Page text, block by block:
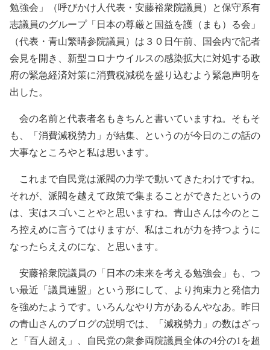
勉強会」（呼びかけ人代表・安藤裕衆院議員）と保守系有
志議員のグループ「日本の尊厳と国益を護（まも）る会」
（代表・青山繁晴参院議員）は３０日午前、国会内で記者
会見を開き、新型コロナウイルスの感染拡大に対処する政
府の緊急経済対策に消費税減税を盛り込むよう緊急声明を
出した。
会の名前と代表者名もきちんと書いていますね。そもそ
も、「消費減税勢力」が結集、というのが今日のこの話の
大事なところやと私は思います。
これまで自民党は派閥の力学で動いてきたわけですね。
それが、派閥を越えて政策で集まることができたというの
は、実はスゴいことやと思いますね。青山さんは今のとこ
ろ控えめに言うてはりますが、私はこれが力を持つように
なったらええのにな、と思います。
安藤裕衆院議員の「日本の未来を考える勉強会」も、つ
い最近「議員連盟」という形にして、より拘束力と発信力
を強めたようです。いろんなやり方があるんやなあ。昨日
の青山さんのブログの説明では、「減税勢力」の数はざっ
と「百人超え」、自民党の衆参両院議員全体の4分の1を超